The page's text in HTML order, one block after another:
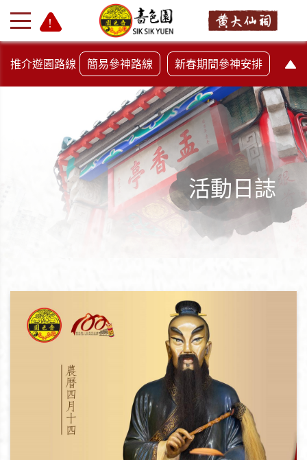
+
推介遊園路線 簡易參神路線 新春期間參神安排
活動日誌